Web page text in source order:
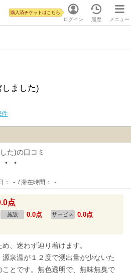
ログイン
購入済チケットはこちら
履歴 メニュー
ました)
件
た)の口コミ
・
： - / 滞在時間： -
点
施設 0.0点 サービス 0.0点
、迷わず辿り着けます。
泉温が１２度で湧出量が少ないた
とです。無色透明で、無味無臭で